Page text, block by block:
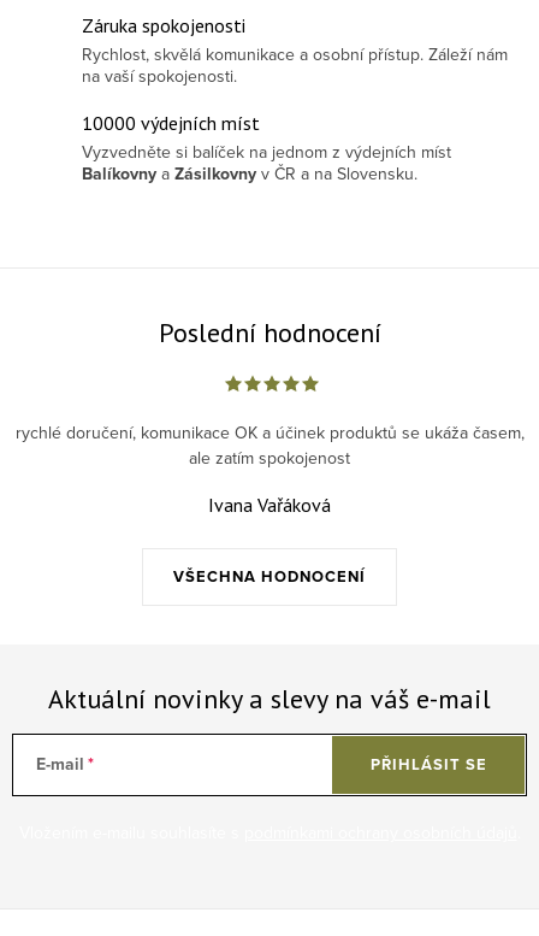
Záruka spokojenosti
Rychlost, skvělá komunikace a osobní přístup. Záleží nám
na vaší spokojenosti.
10000 výdejních míst
Vyzvedněte si balíček na jednom z výdejních míst
Balíkovny a Zásilkovny v ČR a na Slovensku.
Poslední hodnocení
VŠECHNA HODNOCENÍ
rychlé doručení, komunikace OK a účinek produktů se ukáža časem,
ale zatím spokojenost
Ivana Vařáková
Aktuální novinky a slevy na váš e-mail
E-mail PŘIHLÁSIT SE